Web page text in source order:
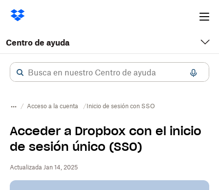
Centro de ayuda
Acceso a la cuenta Inicio de sesión con SSO
Acceder a Dropbox con el inicio
de sesión único (SSO)
Actualizada Jan 14, 2025